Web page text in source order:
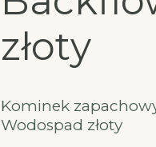
złoty
Kominek
Wodospad złoty